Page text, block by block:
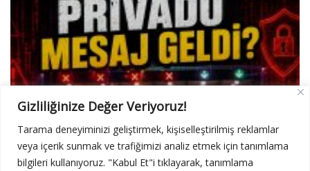
Gizliliğinize Değer Veriyoruz!
Tarama deneyiminizi geliştirmek, kişiselleştirilmiş reklamlar
veya içerik sunmak ve trafiğimizi analiz etmek için tanımlama
bilgileri kullanıyoruz. "Kabul Et"i tıklayarak, tanımlama